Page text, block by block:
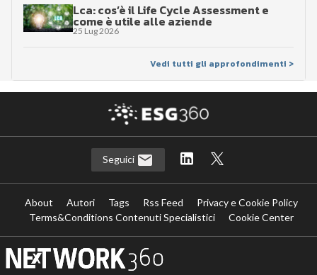
Lca: cos’è il Life Cycle Assessment e
come è utile alle aziende
25 Lug 2026
Vedi tutti gli approfondimenti >
Seguici
About Autori Tags Rss Feed
Privacy e Cookie Policy
Terms&Conditions Contenuti Specialistici
Cookie Center